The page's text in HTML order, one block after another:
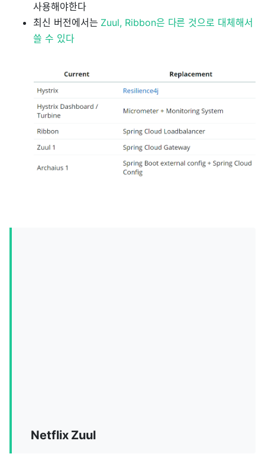
사용해야한다
최신 버전에서는 Zuul, Ribbon은 다른 것으로 대체해서
쓸 수 있다
Netflix Zuul